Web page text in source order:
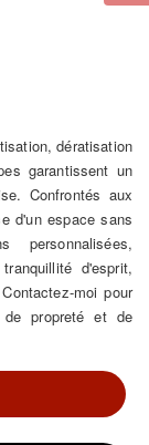
dératisation
garantissent un
Confrontés aux
d'un espace sans
d'esprit,
moi pour
propreté et de